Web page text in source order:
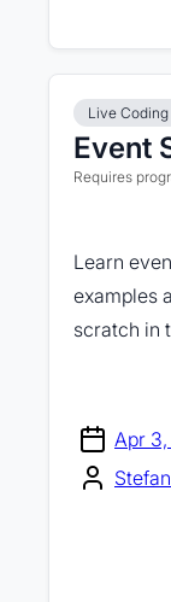
Live Coding
Event
Requires
Learn
examples
scratch in
Apr